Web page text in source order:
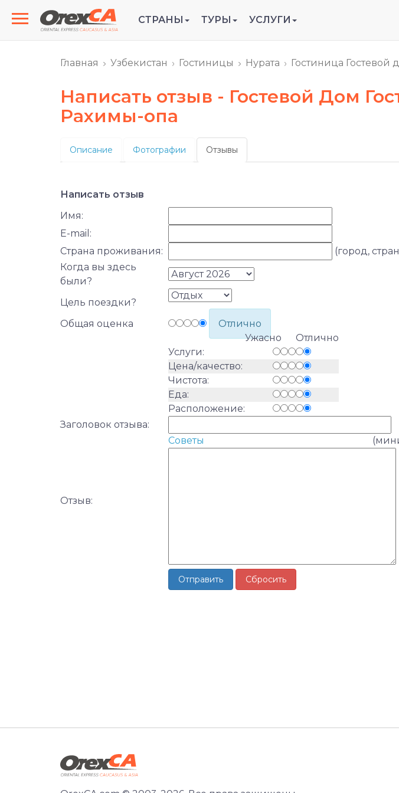
СТРАНЫ ТУРЫ УСЛУГИ
Главная Узбекистан Гостиницы Нурата Гостиница Гостевой
Написать отзыв - Гостевой Дом
Рахимы-опа
Описание Фотографии Отзывы
Написать отзыв
Имя:
E-mail:
Страна проживания:
(город,
Когда вы здесь
были?
Цель поездки?
Общая оценка
Отлично
Ужасно Отлично
Услуги:
Цена/качество:
Чистота:
Еда:
Расположение:
Заголовок отзыва:
Отзыв:
Советы